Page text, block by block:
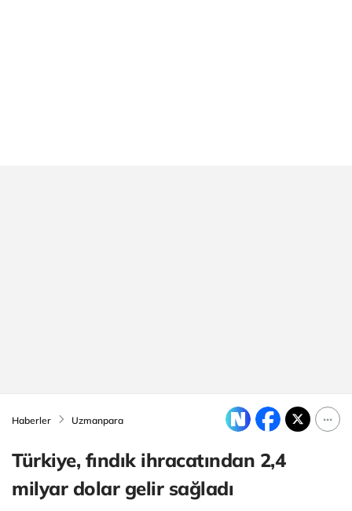
Haberler Uzmanpara
Türkiye, fındık ihracatından 2,4
milyar dolar gelir sağladı